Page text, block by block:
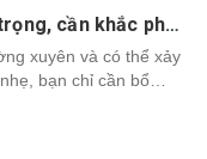
Dấu hiệu cơ thể mất nước nghiêm trọng, cần khắc phục nhanh chóng
xuyên và có thể xảy
bạn chỉ cần bổ